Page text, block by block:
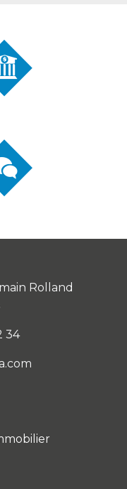
Rolland
34